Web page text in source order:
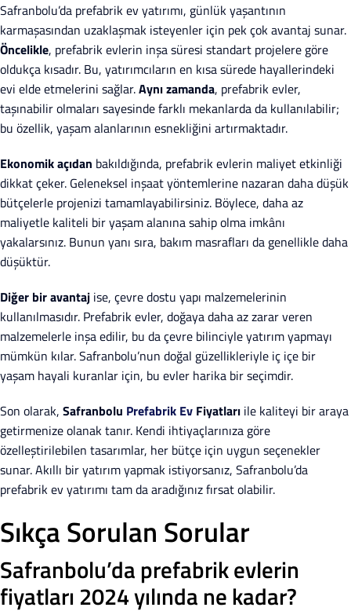
Safranbolu’da prefabrik ev yatırımı, günlük yaşantının
karmaşasından uzaklaşmak isteyenler için pek çok avantaj sunar.
Öncelikle, prefabrik evlerin inşa süresi standart projelere göre
oldukça kısadır. Bu, yatırımcıların en kısa sürede hayallerindeki
evi elde etmelerini sağlar.Aynı zamanda, prefabrik evler,
taşınabilir olmaları sayesinde farklı mekanlarda da kullanılabilir;
bu özellik, yaşam alanlarının esnekliğini artırmaktadır.
Ekonomik açıdan bakıldığında, prefabrik evlerin maliyet etkinliği
dikkat çeker. Geleneksel inşaat yöntemlerine nazaran daha düşük
bütçelerle projenizi tamamlayabilirsiniz. Böylece, daha az
maliyetle kaliteli bir yaşam alanına sahip olma imkânı
yakalarsınız. Bunun yanı sıra, bakım masrafları da genellikle daha
düşüktür.
Diğer bir avantaj ise, çevre dostu yapı malzemelerinin
kullanılmasıdır. Prefabrik evler, doğaya daha az zarar veren
malzemelerle inşa edilir, bu da çevre bilinciyle yatırım yapmayı
mümkün kılar. Safranbolu’nun doğal güzellikleriyle iç içe bir
yaşam hayali kuranlar için, bu evler harika bir seçimdir.
Son olarak, Safranbolu Prefabrik Ev Fiyatları ile kaliteyi bir araya
getirmenize olanak tanır. Kendi ihtiyaçlarınıza göre
özelleştirilebilen tasarımlar, her bütçe için uygun seçenekler
sunar. Akıllı bir yatırım yapmak istiyorsanız, Safranbolu’da
prefabrik ev yatırımı tam da aradığınız fırsat olabilir.
Sıkça Sorulan Sorular
Safranbolu’da prefabrik evlerin
fiyatları 2024 yılında ne kadar?